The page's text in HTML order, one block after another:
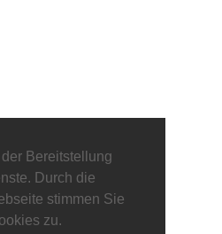
Bereitstellung
Durch die
stimmen Sie
zu.
Impressum